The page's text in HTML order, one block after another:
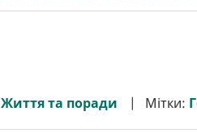
Життя та поради Мітки: